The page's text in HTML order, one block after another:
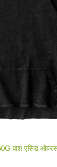
वाश एसिड